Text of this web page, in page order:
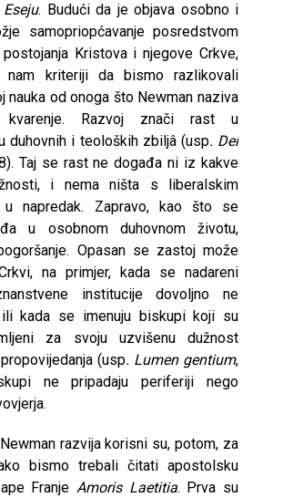
Eseju. Budući da je objava osobno i
samopriopćavanje posredstvom
Kristova i njegove Crkve,
nam kriteriji da bismo razlikovali
nauka od onoga što Newman naziva
kvarenje. Razvoj znači rast u
duhovnih i teoloških zbiljâ (usp. Dei
Taj se rast ne događa ni iz kakve
i nema ništa s liberalskim
u napredak. Zapravo, kao što se
u osobnom duhovnom životu,
Opasan se zastoj može
na primjer, kada se nadareni
institucije dovoljno ne
ili kada se imenuju biskupi koji su
za svoju uzvišenu dužnost
(usp. Lumen gentium,
ne pripadaju periferiji nego
razvija korisni su, potom, za
bismo trebali čitati apostolsku
Franje Amoris Laetitia. Prva su